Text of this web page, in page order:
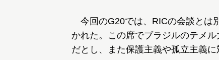
今回のG20では、RICの会談とは
かれた。この席でブラジルのテメ
だとし、また保護主義や孤立主義